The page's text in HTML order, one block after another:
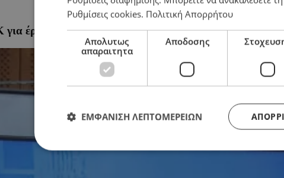
για έργα του δημοσίου
Ρυθμίσεις cookies. Πολιτική Απορρήτου
Απολυτως
απαραιτητα
Αποδοσης
ΕΜΦΑΝΙΣΗ ΛΕΠΤΟΜΕΡΕΙΩΝ